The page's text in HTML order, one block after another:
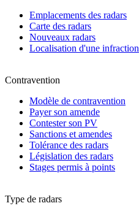
Emplacements des radars
Carte des radars
Nouveaux radars
Localisation d'une infraction
Contravention
Modèle de contravention
Payer son amende
Contester son PV
Sanctions et amendes
Tolérance des radars
Législation des radars
Stages permis à points
Type de radars